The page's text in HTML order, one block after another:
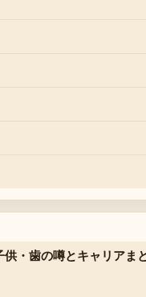
供・歯の噂とキャリアま